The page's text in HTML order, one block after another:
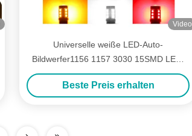
Video
Universelle weiße LED-Auto-
Bildwerfer1156 1157 3030 15SMD LED-
Glühlampe Weiß gelb Canbus
Kennzeichen Innenbereich Led
Beste Preis erhalten